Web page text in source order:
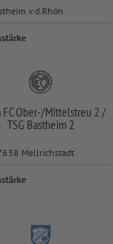
v.d.Rhön
FC Ober-/Mittelstreu 2 /
TSG Bastheim 2
Mellrichstadt